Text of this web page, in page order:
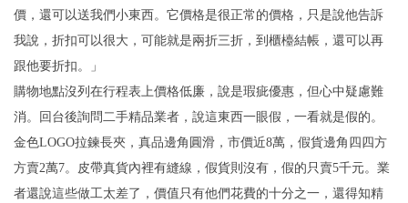
價，還可以送我們小東西。它價格是很正常的價格，只是說他告訴
我說，折扣可以很大，可能就是兩折三折，到櫃檯結帳，還可以再
跟他要折扣。」
購物地點沒列在行程表上價格低廉，說是瑕疵優惠，但心中疑慮難
消。回台後詢問二手精品業者，說這東西一眼假，一看就是假的。
金色LOGO拉鍊長夾，真品邊角圓滑，市價近8萬，假貨邊角四四方
方賣2萬7。皮帶真貨內裡有縫線，假貨則沒有，假的只賣5千元。業
者還說這些做工太差了，價值只有他們花費的十分之一，還得知精